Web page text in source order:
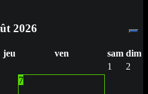
2026
jeu ven sam dim
1
2
7